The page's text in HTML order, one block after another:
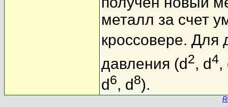
металл за счет
кроссовере. Для
давления (d2, d4,
d6, d8).